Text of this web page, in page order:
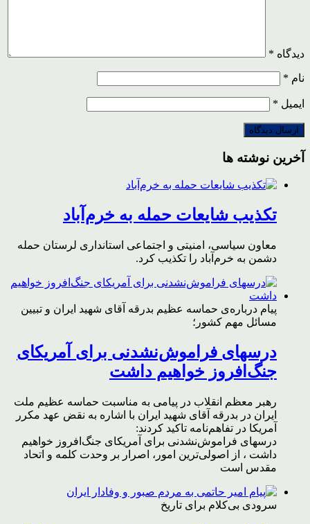
دیدگاه *
نام *
ایمیل *
آخرین نوشته ها
تکذیب شایعات حمله به خرم‌آباد
معاون سیاسی، امنیتی و اجتماعی استانداری لرستان حمله
دشمن به خرم‌آباد را تکذیب کرد.
پیام درباره‌ی حماسه عظیم بدرقه آقای شهید ایران و تبیین
مسائل مهم کشور؛
درسهای فراموش‌نشدنی برای آمریکای
جنگ‌افروز خواهیم داشت
رهبر معظم انقلاب در پیامی به مناسبت حماسه عظیم ملت
ایران در بدرقه آقای شهید ایران با اشاره به نقض عهد مکرر
آمریکا در تفاهم‌نامه تاکید کردند:
درسهای فراموش‌نشدنی برای آمریکای جنگ‌افروز خواهیم
داشت ، از اصولی‌ترین امور، اصرار بر وحدت کلمه و اتحاد
مقدس است
سرودی بی‌کلام برای تاریخ